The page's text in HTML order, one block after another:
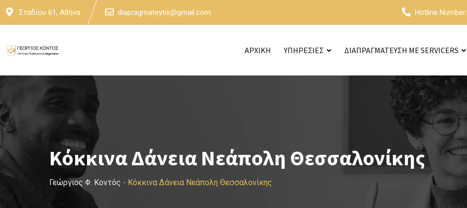
Skip
Σταδίου 61, Αθήνα diapragmateytis@gmail.com Hotline Number:
ΑΡΧΙΚΗ ΥΠΗΡΕΣΙΕΣ ΔΙΑΠΡΑΓΜΑΤΕΥΣΗ ΜΕ SERVICERS
Κόκκινα Δάνεια Νεάπολη Θεσσαλονίκης
Γεώργιος Φ. Κοντός - Κόκκινα Δάνεια Νεάπολη Θεσσαλονίκης